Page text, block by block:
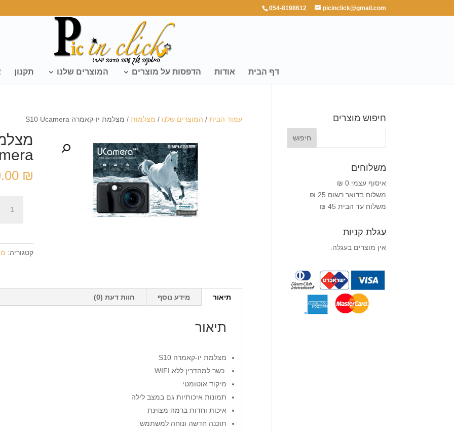
054-8198612 picinclick@gmail.com
דף הבית אודות הדפסות על מוצרים המוצרים שלנו תקנון
עמוד הבית/ המוצרים שלנו / מצלמות/ מצלמת יו-קאמרה S10 Ucamera
₪
קטגוריה:
תיאור מידע נוסף חוות דעת (0)
תיאור
מצלמת יו-קאמרה S10
כשר למהדרין ללא WIFI
מיקוד אוטומטי
תמונות איכותיות גם במצב לילה
איכות וחדות ברמה מצוינת
תוכנה חדשה ונוחה למשתמש
חיפוש מוצרים
משלוחים
איסוף עצמי 0 ₪
משלוח בדואר רשום 25 ₪
משלוח עד הבית 45 ₪
עגלת קניות
אין מוצרים בעגלה.